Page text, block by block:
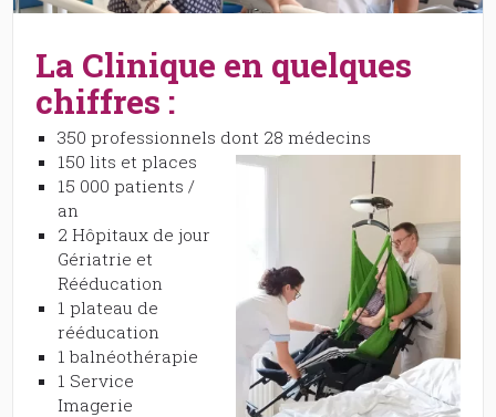
La Clinique en quelques
chiffres :
350 professionnels dont 28 médecins
150 lits et places
15 000 patients /
an
2 Hôpitaux de jour
Gériatrie et
Rééducation
1 plateau de
rééducation
1 balnéothérapie
1 Service
Imagerie